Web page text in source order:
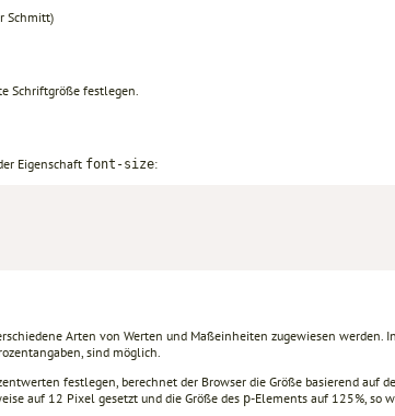
Schmitt)
Schriftgröße festlegen.
Eigenschaft font-size:
Arten von Werten und Maßeinheiten zugewiesen werden.
sind möglich.
festlegen, berechnet der Browser die Größe basierend auf
auf 12 Pixel gesetzt und die Größe des p-Elements auf 125%, so